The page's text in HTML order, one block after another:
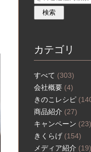
カテゴリ
すべて (303)
会社概要 (4)
きのこレシピ
商品紹介 (27)
キャンペーン (23)
きくらげ (154)
メディア紹介 (19)